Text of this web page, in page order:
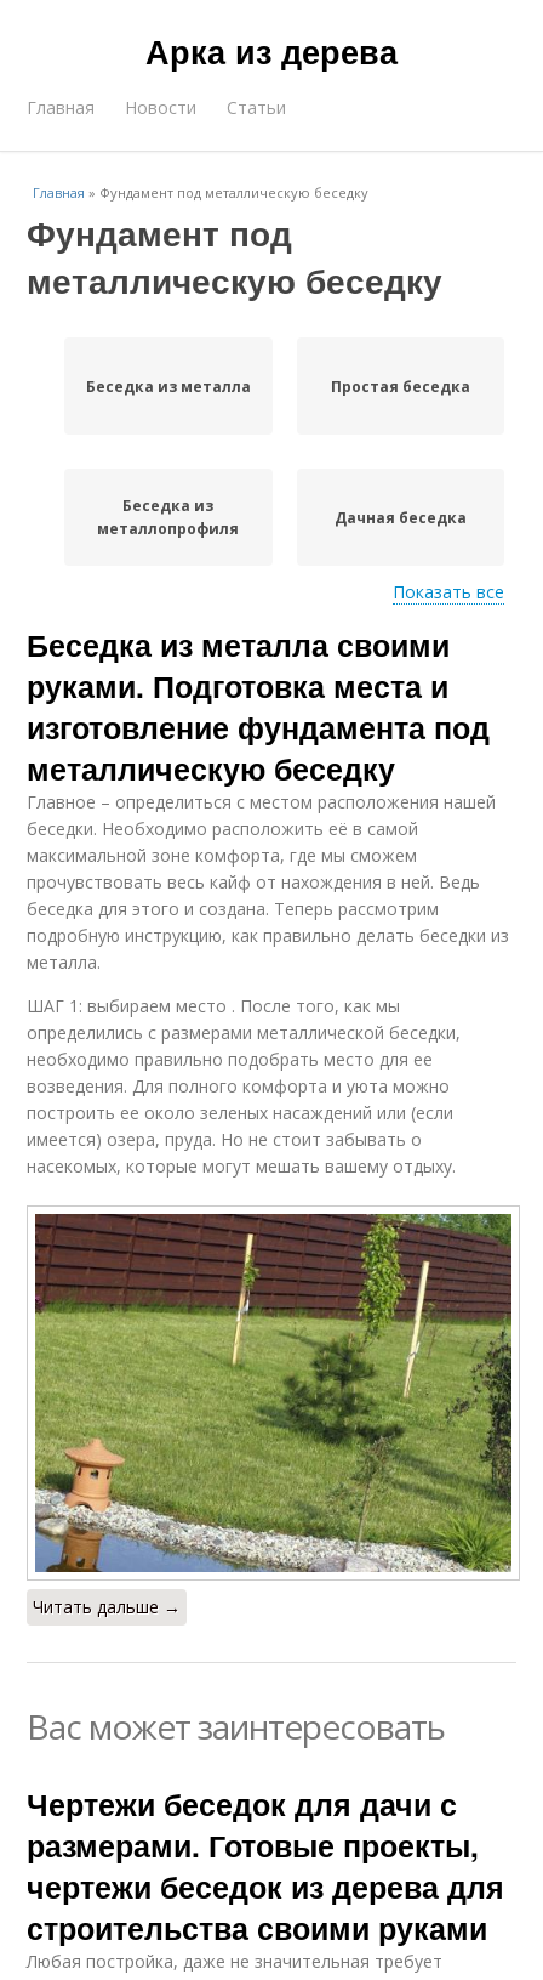
Арка из дерева
Главная Новости Статьи
Главная » Фундамент под металлическую беседку
Фундамент под
металлическую беседку
Беседка из металла Простая беседка
Беседка из
металлопрофиля
Дачная беседка
Беседка из
профильной трубы
Беседка к дому
Металлическая
Металлические
беседки
Беседки для двора
Показать все
Беседка из металла своими
руками. Подготовка места и
изготовление фундамента под
металлическую беседку
Главное – определиться с местом расположения нашей
беседки. Необходимо расположить её в самой
максимальной зоне комфорта, где мы сможем
прочувствовать весь кайф от нахождения в ней. Ведь
беседка для этого и создана. Теперь рассмотрим
подробную инструкцию, как правильно делать беседки из
металла.
ШАГ 1: выбираем место . После того, как мы
определились с размерами металлической беседки,
необходимо правильно подобрать место для ее
возведения. Для полного комфорта и уюта можно
построить ее около зеленых насаждений или (если
имеется) озера, пруда. Но не стоит забывать о
насекомых, которые могут мешать вашему отдыху.
Читать дальше →
Вас может заинтересовать
Чертежи беседок для дачи с
размерами. Готовые проекты,
чертежи беседок из дерева для
строительства своими руками
Любая постройка, даже не значительная требует